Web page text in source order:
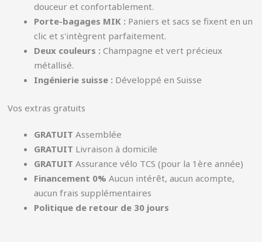
douceur et confortablement.
Porte-bagages MIK : Paniers et sacs se fixent en un
clic et s'intègrent parfaitement.
Deux couleurs : Champagne et vert précieux
métallisé.
Ingénierie suisse : Développé en Suisse
Vos extras gratuits
GRATUIT Assemblée
GRATUIT Livraison à domicile
GRATUIT Assurance vélo TCS (pour la 1ère année)
Financement 0% Aucun intérêt, aucun acompte,
aucun frais supplémentaires
Politique de retour de 30 jours